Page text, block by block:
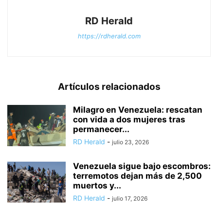
RD Herald
https://rdherald.com
Artículos relacionados
Milagro en Venezuela: rescatan
con vida a dos mujeres tras
permanecer...
RD Herald - julio 23, 2026
Venezuela sigue bajo escombros:
terremotos dejan más de 2,500
muertos y...
RD Herald - julio 17, 2026